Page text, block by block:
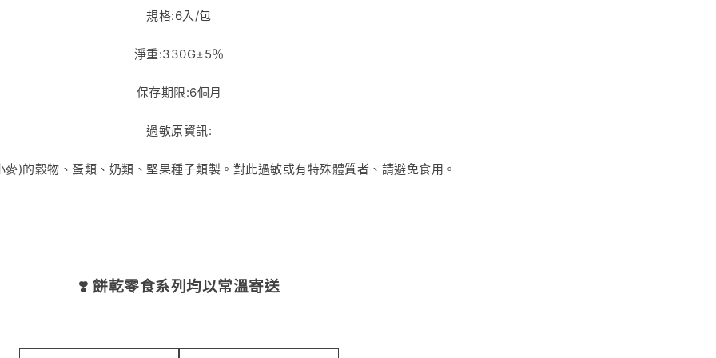
規格:6入/包
淨重:330G±5％
保存期限:6個月
過敏原資訊:
麥)的穀物、蛋類、奶類、堅果種子類製。對此過敏或有特殊體質者、請避免食用。
❣️ 餅乾零食系列均以常溫寄送